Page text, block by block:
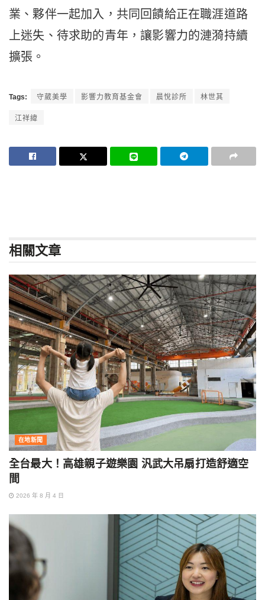
業、夥伴一起加入，共同回饋給正在職涯道路
上迷失、待求助的青年，讓影響力的漣漪持續
擴張。
Tags: 守葳美學 影響力教育基金會 晨悅診所 林世其
江祥緯
相關文章
在地新聞
全台最大！高雄親子遊樂園 汎武大吊扇打造舒適空
間
2026 年 8 月 4 日